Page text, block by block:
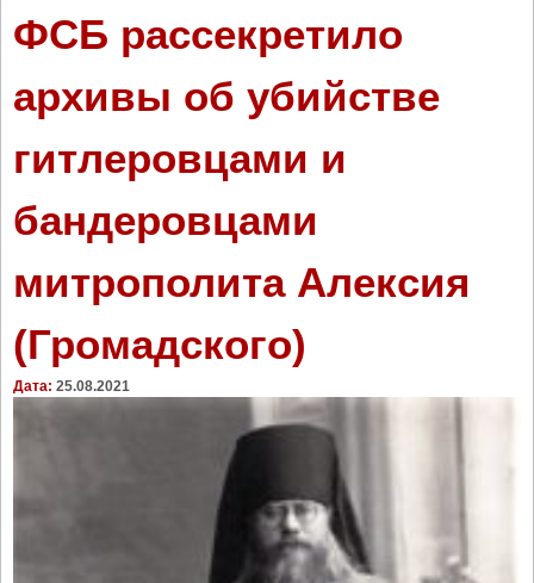
м
ю
у
е
с
т
б
е
н
ФСБ рассекретило
архивы об убийстве
гитлеровцами и
бандеровцами
митрополита Алексия
(Громадского)
Дата: 25.08.2021